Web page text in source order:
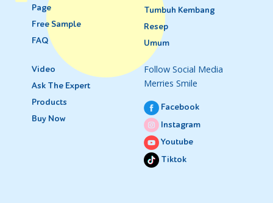
Page
Free Sample
FAQ
Tumbuh Kembang
Resep
Umum
Video
Ask The Expert
Products
Buy Now
Follow Social Media
Merries Smile
Facebook
Instagram
Youtube
Tiktok